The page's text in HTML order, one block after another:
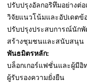
ปรับปรุงอัลกอริทึมอย่างต่อ
วิจัยแนวโน้มและอัปเดตข้
ปรับปรุงประสบการณ์นัก
สร้างชุมชนและสนับสนุน
พันธมิตรหลัก:
บล็อกเกอร์แฟชั่นและผู้มี
ผู้รับรองความยั่งยืน